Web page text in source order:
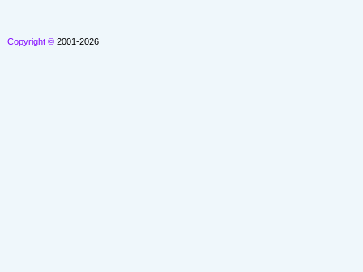
Copyright © 2001-2026